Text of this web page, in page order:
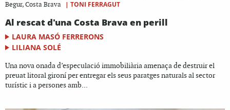
Begur, Costa Brava
| TONI FERRAGUT
Al rescat d'una Costa Brava en perill
LAURA MASÓ FERRERONS
LILIANA SOLÉ
Una nova onada d’especulació immobiliària amenaça de destruir el
preuat litoral gironí per entregar els seus paratges naturals al sector
turístic i a persones amb...